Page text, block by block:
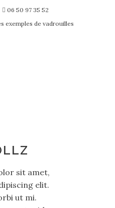
06 50 97 35 52
exemples de vadrouilles
sit amet,
elit.
ut mi.